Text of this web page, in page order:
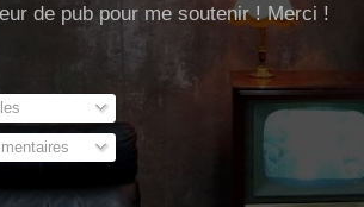
de pub pour me soutenir ! Merci !